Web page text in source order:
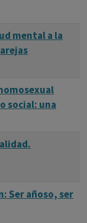
mental a la
social: una
Ser añoso, ser